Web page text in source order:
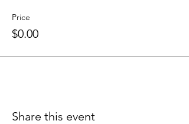
Price
$0.00
Share this event